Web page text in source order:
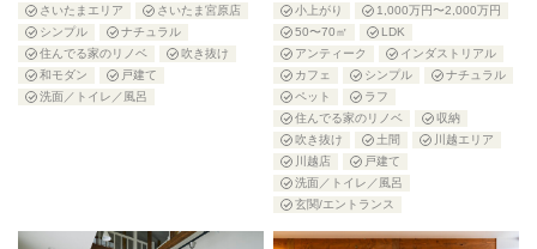
さいたまエリア
さいたま宮原店
シンプル
ナチュラル
住んでる家のリノベ
吹き抜け
和モダン
戸建て
洗面／トイレ／風呂
小上がり
1,000万円〜2,000万円
50〜70㎡
LDK
アンティーク
インダストリアル
カフェ
シンプル
ナチュラル
ペット
ラフ
住んでる家のリノベ
収納
吹き抜け
土間
川越エリア
川越店
戸建て
洗面／トイレ／風呂
玄関/エントランス